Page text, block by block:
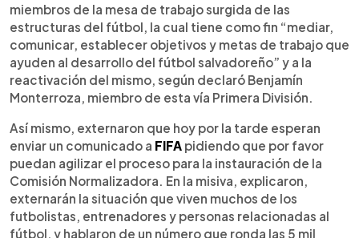
miembros de la mesa de trabajo surgida de las
estructuras del fútbol, la cual tiene como fin “mediar,
comunicar, establecer objetivos y metas de trabajo que
ayuden al desarrollo del fútbol salvadoreño” y a la
reactivación del mismo, según declaró Benjamín
Monterroza, miembro de esta vía Primera División.
Así mismo, externaron que hoy por la tarde esperan
enviar un comunicado a FIFA pidiendo que por favor
puedan agilizar el proceso para la instauración de la
Comisión Normalizadora. En la misiva, explicaron,
externarán la situación que viven muchos de los
futbolistas, entrenadores y personas relacionadas al
fútbol, y hablaron de un número que ronda las 5 mil